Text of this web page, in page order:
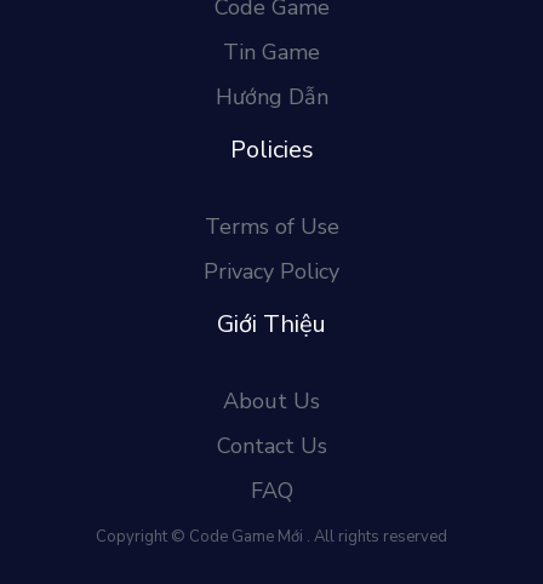
Code Game
Tin Game
Hướng Dẫn
Policies
Terms of Use
Privacy Policy
Giới Thiệu
About Us
Contact Us
FAQ
Copyright © Code Game Mới . All rights reserved